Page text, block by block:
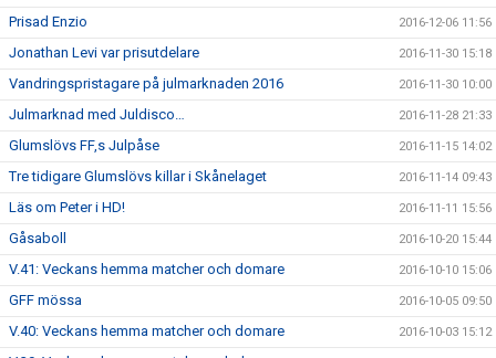
Prisad Enzio 2016-12-06 11:56
Jonathan Levi var prisutdelare 2016-11-30 15:18
Vandringspristagare på julmarknaden 2016 2016-11-30 10:00
Julmarknad med Juldisco… 2016-11-28 21:33
Glumslövs FF,s Julpåse 2016-11-15 14:02
Tre tidigare Glumslövs killar i Skånelaget 2016-11-14 09:43
Läs om Peter i HD! 2016-11-11 15:56
Gåsaboll 2016-10-20 15:44
V.41: Veckans hemma matcher och domare 2016-10-10 15:06
GFF mössa 2016-10-05 09:50
V.40: Veckans hemma matcher och domare 2016-10-03 15:12